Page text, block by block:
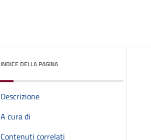
INDICE DELLA PAGINA
Descrizione
A cura di
Contenuti correlati